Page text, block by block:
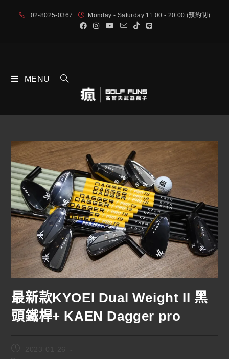
02-8025-0367 Monday - Saturday 11:00 - 20:00 (預約制)
MENU
最新款KYOEI Dual Weight II 黑
頭鐵桿+ KAEN Dagger pro
2023-01-26